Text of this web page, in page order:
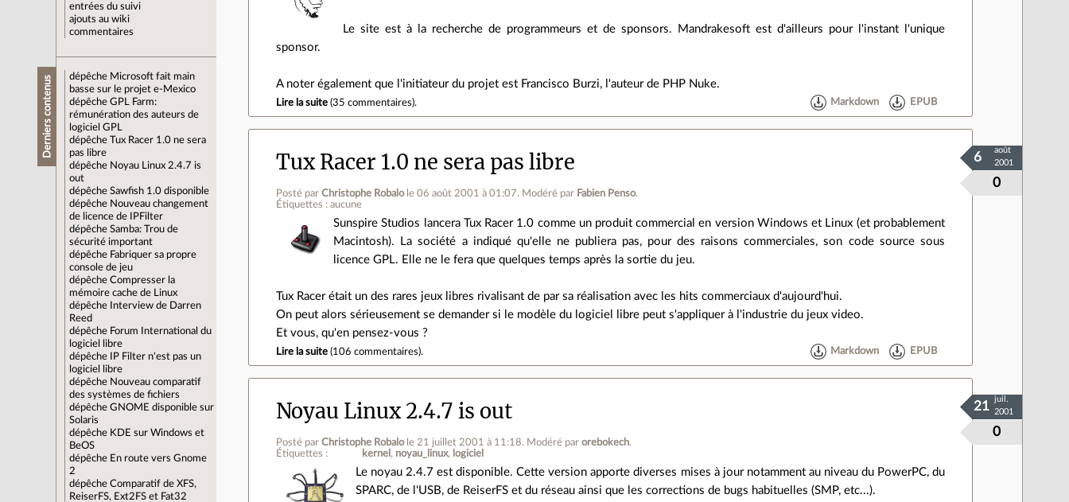
entrées du suivi
ajouts au wiki
commentaires
Derniers contenus dépêche Microsoft fait main
basse sur le projet e-Mexico
dépêche GPL Farm:
rémunération des auteurs de
logiciel GPL
dépêche Tux Racer 1.0 ne sera
pas libre
dépêche Noyau Linux 2.4.7 is
out
dépêche Sawfish 1.0 disponible
dépêche Nouveau changement
de licence de IPFilter
dépêche Samba: Trou de
sécurité important
dépêche Fabriquer sa propre
console de jeu
dépêche Compresser la
mémoire cache de Linux
dépêche
Interview de Darren
Reed
dépêche Forum International du
logiciel libre
dépêche
IP Filter n'est pas un
logiciel libre
dépêche Nouveau comparatif
des systèmes de fichiers
dépêche GNOME disponible sur
Solaris
dépêche KDE sur Windows et
BeOS
dépêche En route vers Gnome
2
dépêche Comparatif de XFS,
ReiserFS, Ext2FS et Fat32
Le site est à la recherche de programmeurs et de sponsors. Mandrakesoft est d'ailleurs pour l'instant l'unique
sponsor.
A noter également que l'initiateur du projet est Francisco Burzi, l'auteur de PHP Nuke.
Lire la suite (35 commentaires). Markdown EPUB
Tux Racer 1.0 ne sera pas libre
Posté parChristophe Robalo le 06 août 2001 à 01:07. Modéré par Fabien Penso.
Étiquettes : aucune
0
6
août
2001
Sunspire Studios lancera Tux Racer 1.0 comme un produit commercial en version Windows et Linux (et probablement
Macintosh). La société a indiqué qu'elle ne publiera pas, pour des raisons commerciales, son code source sous
licence GPL. Elle ne le fera que quelques temps après la sortie du jeu.
Tux Racer était un des rares jeux libres rivalisant de par sa réalisation avec les hits commerciaux d'aujourd'hui.
On peut alors sérieusement se demander si le modèle du logiciel libre peut s'appliquer à l'industrie du jeux video.
Et vous, qu'en pensez-vous ?
Lire la suite (106 commentaires). Markdown EPUB
Noyau Linux 2.4.7 is out
Posté parChristophe Robalo le 21 juillet 2001 à 11:18. Modéré parorebokech.
Étiquettes :
kernel noyau_linux logiciel
0
21
juil.
2001
Le noyau 2.4.7 est disponible. Cette version apporte diverses mises à jour notamment au niveau du PowerPC, du
SPARC, de l'USB, de ReiserFS et du réseau ainsi que les corrections de bugs habituelles (SMP, etc...).